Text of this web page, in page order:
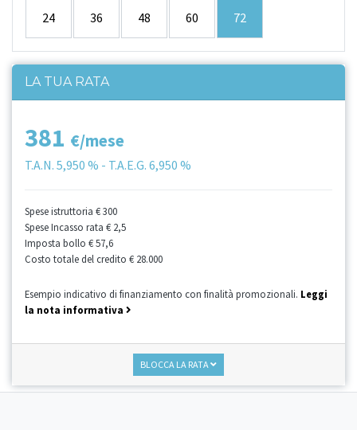
24 36 48 60 72
LA TUA RATA
381 €/mese
T.A.N. 5,950 % - T.A.E.G. 6,950 %
Spese istruttoria € 300
Spese Incasso rata € 2,5
Imposta bollo € 57,6
Costo totale del credito € 28.000
Esempio indicativo di finanziamento con finalità promozionali. Leggi
la nota informativa
BLOCCA LA RATA